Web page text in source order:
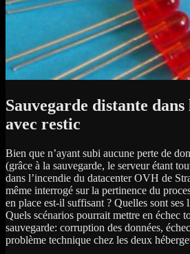
Sauvegarde distante
avec restic
Bien que n’ayant subi aucune perte de
(grâce à la sauvegarde, le serveur étant
dans l’incendie du datacenter OVH de
même interrogé sur la pertinence du
en place est-il suffisant ? Quelles sont ses
Quels scénarios pourrait mettre en échec
sauvegarde: corruption des données,
problème technique chez les deux